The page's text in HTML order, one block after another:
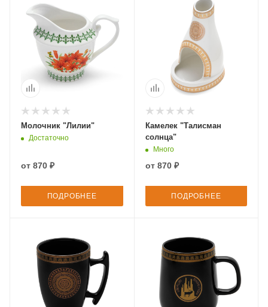
Молочник "Лилии"
Достаточно
от 870 ₽
ПОДРОБНЕЕ
Камелек "Талисман
солнца"
Много
от 870 ₽
ПОДРОБНЕЕ